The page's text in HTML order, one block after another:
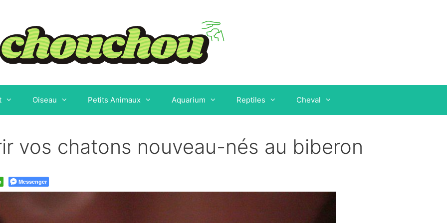
Oiseau Petits Animaux Aquarium Reptiles Cheval
vos chatons nouveau-nés au biberon
Messenger